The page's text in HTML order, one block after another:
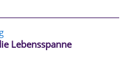
Lebensspanne